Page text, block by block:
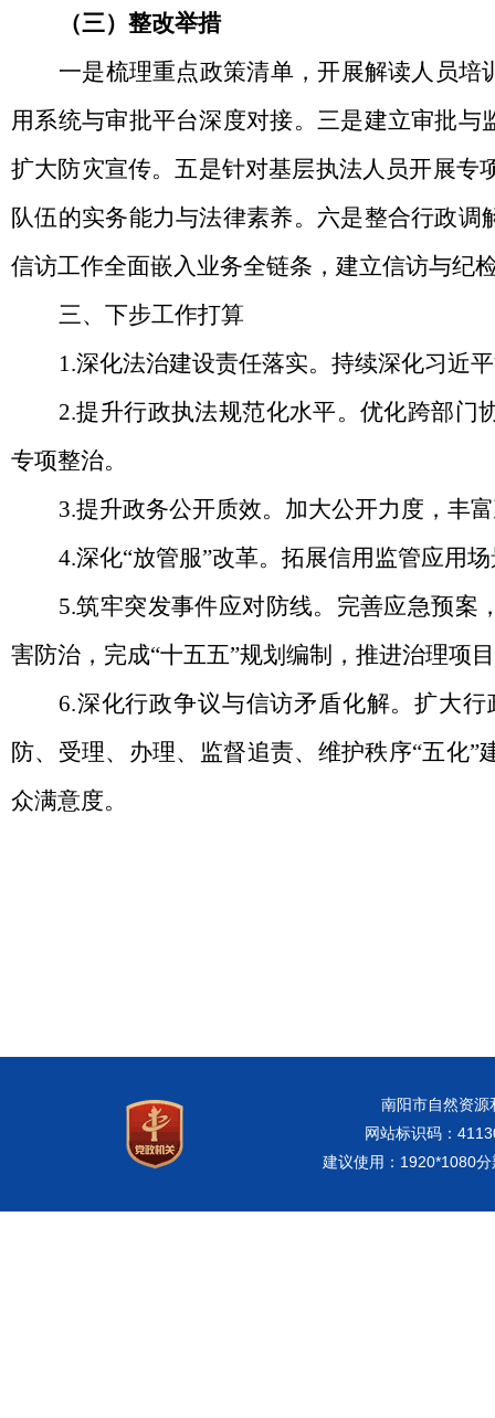
（三）整改举措
一是梳理重点政策清单，开展解读人员
用系统与审批平台深度对接。三是建立审批
扩大防灾宣传。五是针对基层执法人员开展专
队伍的实务能力与法律素养。六是整合行政
信访工作全面嵌入业务全链条，建立信访与纪
三、下步工作打算
1.深化法治建设责任落实。持续深化习近
2.提升行政执法规范化水平。优化跨部门
专项整治。
3.提升政务公开质效。加大公开力度，丰
4.深化“放管服”改革。拓展信用监管应用
5.筑牢突发事件应对防线。完善应急预案
害防治，完成“十五五”规划编制，推进治理项
6.深化行政争议与信访矛盾化解。扩大
防、受理、办理、监督追责、维护秩序“五化
众满意度。
南阳市自然资
网站标识码：
建议使用：1920*1080